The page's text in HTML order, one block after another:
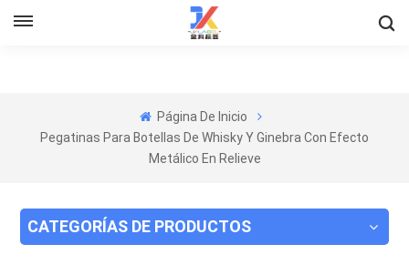
Página De Inicio
Pegatinas Para Botellas De Whisky Y Ginebra Con Efecto
Metálico En Relieve
CATEGORÍAS DE PRODUCTOS